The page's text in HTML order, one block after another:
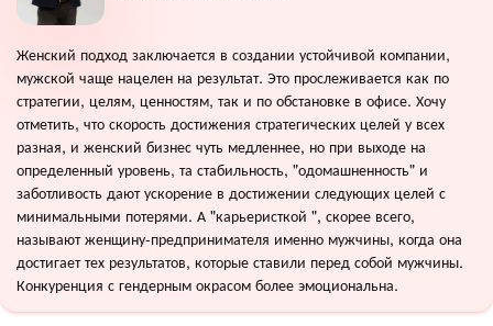
Женский подход заключается в создании устойчивой компании,
мужской чаще нацелен на результат. Это прослеживается как по
стратегии, целям, ценностям, так и по обстановке в офисе. Хочу
отметить, что скорость достижения стратегических целей у всех
разная, и женский бизнес чуть медленнее, но при выходе на
определенный уровень, та стабильность, "одомашненность" и
заботливость дают ускорение в достижении следующих целей с
минимальными потерями. А "карьеристкой ", скорее всего,
называют женщину-предпринимателя именно мужчины, когда она
достигает тех результатов, которые ставили перед собой мужчины.
Конкуренция с гендерным окрасом более эмоциональна.